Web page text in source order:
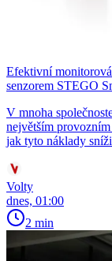
Efektivní
senzorem STEGO
V mnoha
největším
jak tyto náklady
Volty
dnes, 01:00
2 min